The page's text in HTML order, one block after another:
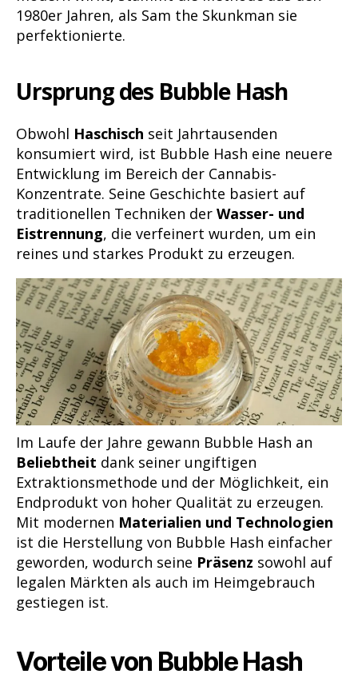
1980er Jahren, als Sam the Skunkman sie
perfektionierte.
Ursprung des Bubble Hash
Obwohl Haschisch seit Jahrtausenden
konsumiert wird, ist Bubble Hash eine neuere
Entwicklung im Bereich der Cannabis-
Konzentrate. Seine Geschichte basiert auf
traditionellen Techniken der Wasser- und
Eistrennung, die verfeinert wurden, um ein
reines und starkes Produkt zu erzeugen.
Im Laufe der Jahre gewann Bubble Hash an
Beliebtheit dank seiner ungiftigen
Extraktionsmethode und der Möglichkeit, ein
Endprodukt von hoher Qualität zu erzeugen.
Mit modernen Materialien und Technologien
ist die Herstellung von Bubble Hash einfacher
geworden, wodurch seine Präsenz sowohl auf
legalen Märkten als auch im Heimgebrauch
gestiegen ist.
Vorteile von Bubble Hash